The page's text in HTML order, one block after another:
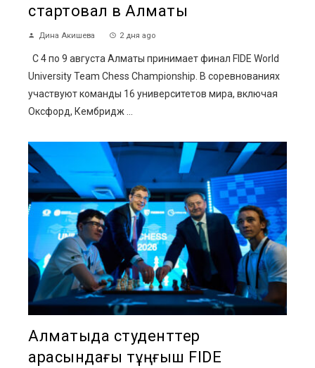
стартовал в Алматы
Дина Акишева 2 дня ago
С 4 по 9 августа Алматы принимает финал FIDE World
University Team Chess Championship. В соревнованиях
участвуют команды 16 университетов мира, включая
Оксфорд, Кембридж ...
Алматыда студенттер
арасындағы тұңғыш FIDE